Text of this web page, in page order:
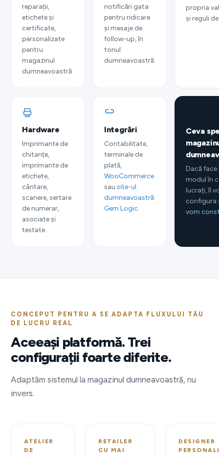
reparații,
etichete și
certificate,
personalizate
pentru
magazinul
dumneavoastră.
notificări gata
pentru ridicare
și mesaje de
follow-up, în
tonul
dumneavoastră.
propria
și reguli
Hardware
Imprimante de
chitanțe,
imprimante de
etichete,
cântare,
scanere, sertare
de numerar,
asociate și
testate.
Integrări
Contabilitate,
terminale de
plată,
WooCommerce
sau site-ul
dumneavoastră
Gem Logic.
Ceva
Dacă
modul în
lucrați, îl
configura
vom
CONCEPUT PENTRU A SE ADAPTA FLUXULUI TĂU
DE LUCRU REAL
Aceeași platformă. Trei
configurații foarte diferite.
Adaptăm sistemul la magazinul dumneavoastră, nu
invers.
ATELIER
DE
RETAILER
CU MAI
DESIGNER